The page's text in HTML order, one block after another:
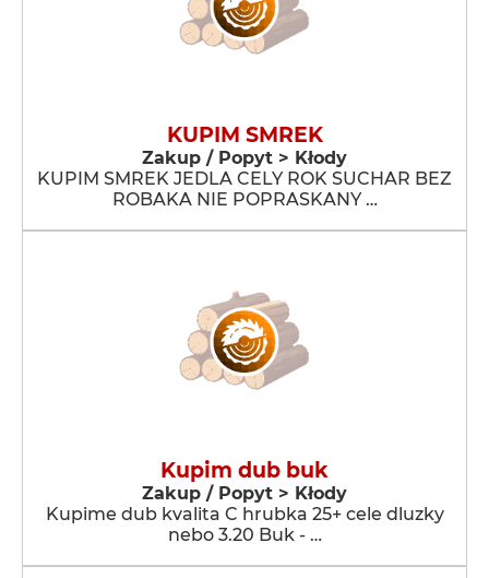
KUPIM SMREK
Zakup / Popyt > Kłody
KUPIM SMREK JEDLA CELY ROK SUCHAR BEZ
ROBAKA NIE POPRASKANY …
Kupim dub buk
Zakup / Popyt > Kłody
Kupime dub kvalita C hrubka 25+ cele dluzky
nebo 3.20 Buk - …